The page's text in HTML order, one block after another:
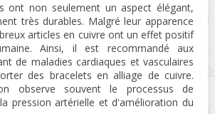
ont non seulement un aspect élégant,
très durables. Malgré leur apparence
articles en cuivre ont un effet positif
Ainsi, il est recommandé aux
de maladies cardiaques et vasculaires
des bracelets en alliage de cuivre.
observe souvent le processus de
pression artérielle et d'amélioration du